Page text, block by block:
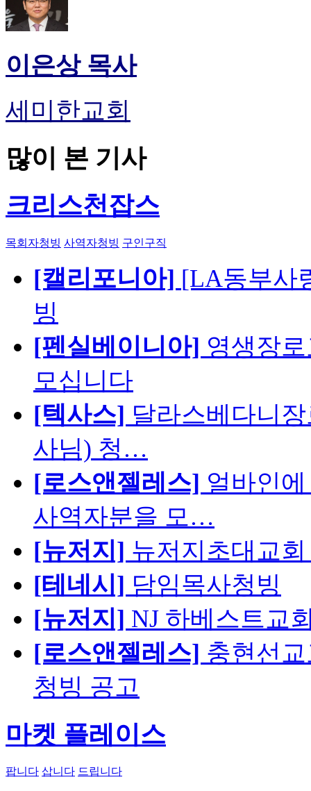
이은상 목사
세미한교회
많이 본 기사
크리스천잡스
목회자청빙 사역자청빙 구인구직
[캘리포니아] [LA동부사
빙
[펜실베이니아] 영생장
모십니다
[텍사스] 달라스베다니
사님) 청…
[로스앤젤레스] 얼바인
사역자분을 모…
[뉴저지] 뉴저지초대교
[테네시] 담임목사청빙
[뉴저지] NJ 하베스트교
[로스앤젤레스] 충현선
청빙 공고
마켓 플레이스
팝니다 삽니다 드립니다